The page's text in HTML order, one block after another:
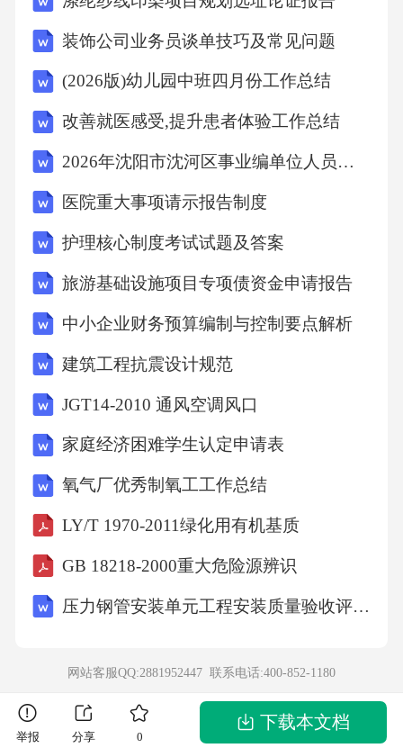
级，其中一年级组的《小红帽新编》被区司法
局选为“青少年法治宣传优秀作品”，在全区校园
公众号推送展示。初中部组织学生前往区青少
年法治教育基地开展实地研学，24个班级的学
生依次参观了法治宣传展厅、模拟戒毒室、交
示、讲解员讲解等方式，了解了毒品危害、交
通安全、网络诈骗等法治知识，累计研学时长4
小时，参与学生1700余人次。本次宣传月充分
依托校园新媒体平台拓展法治教育覆盖面，打
造了“线上线下联动”的教育矩阵。学校公众号开
设“法治每周一讲”专栏，从11月25日至12月10日
累计推送8篇原创法治文章，内容涵盖宪法解
读、未成年人保护法、家庭教育促进法等主
阅读量超过8000人次。学校团委发起“法治短视
频大赛”，面向全体学生征集1-3分钟的法治主题
短视频，累计收到参赛作品112件，其中由高二
学生团队拍摄的《如何应对校园欺凌》，通过
教育局选为全区校园法治宣传优秀作品，在全
装饰公司业务员谈单技巧及常见问题
(2026版)幼儿园中班四月份工作总结
改善就医感受,提升患者体验工作总结
2026年沈阳市沈河区事业编单位人员招聘笔试参考题库及答案详解
医院重大事项请示报告制度
护理核心制度考试试题及答案
旅游基础设施项目专项债资金申请报告
中小企业财务预算编制与控制要点解析
建筑工程抗震设计规范
JGT14-2010 通风空调风口
家庭经济困难学生认定申请表
氧气厂优秀制氧工工作总结
LY/T 1970-2011绿化用有机基质
GB 18218-2000重大危险源辨识
压力钢管安装单元工程安装质量验收评定表
网站客服QQ:2881952447 联系电话:400-852-1180
举报 分享 0
下载本文档